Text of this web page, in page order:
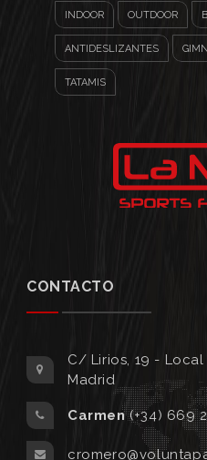
INDOOR OUTDOOR
ANTIDESLIZANTES
TATAMIS
CONTACTO
C/ Lirios, 19 -
Madrid
Carmen(+34) 669